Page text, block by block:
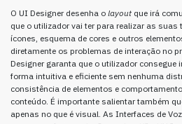
O UI Designer desenha o layout que irá
que o utilizador vai ter para realizar as suas
ícones, esquema de cores e outros
diretamente os problemas de interação no
Designer garanta que o utilizador consegue
forma intuitiva e eficiente sem nenhuma
consistência de elementos e
conteúdo. É importante salientar também
apenas no que é visual. As Interfaces de